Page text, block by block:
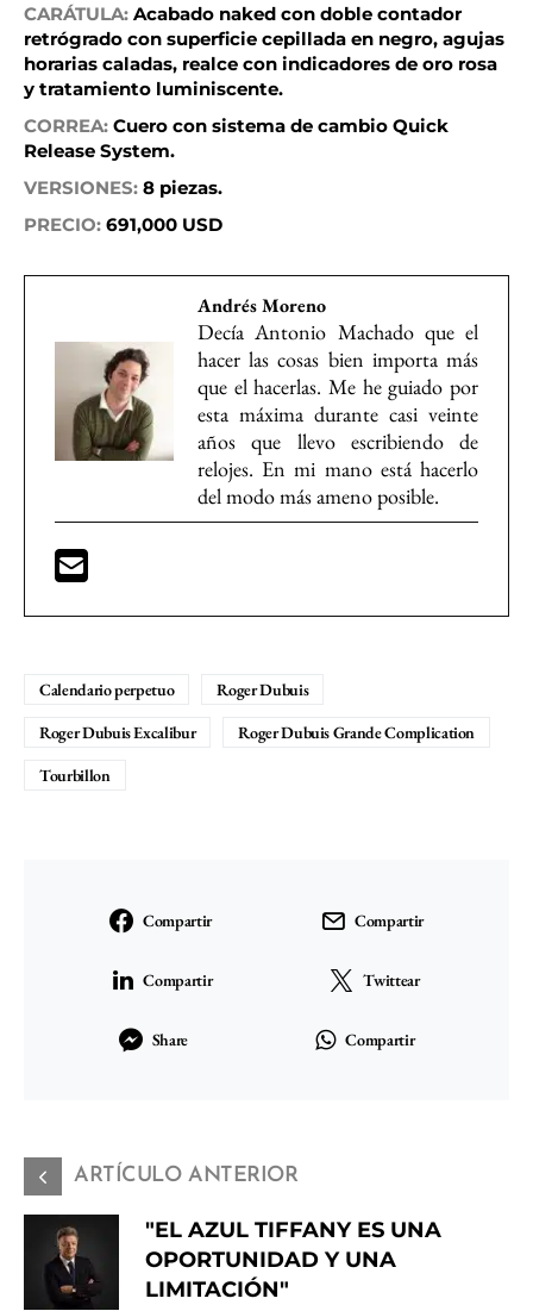
CARÁTULA: Acabado naked con doble contador
retrógrado con superficie cepillada en negro, agujas
horarias caladas, realce con indicadores de oro rosa
y tratamiento luminiscente.
CORREA: Cuero con sistema de cambio Quick
Release System.
VERSIONES: 8 piezas.
PRECIO: 691,000 USD
Andrés Moreno
Decía Antonio Machado que el
hacer las cosas bien importa más
que el hacerlas. Me he guiado por
esta máxima durante casi veinte
años que llevo escribiendo de
relojes. En mi mano está hacerlo
del modo más ameno posible.
Calendario perpetuo
Roger Dubuis
Roger Dubuis Excalibur
Roger Dubuis Grande Complication
Tourbillon
Compartir Compartir
Compartir Twittear
Share Compartir
ARTÍCULO ANTERIOR
"EL AZUL TIFFANY ES UNA
OPORTUNIDAD Y UNA
LIMITACIÓN"